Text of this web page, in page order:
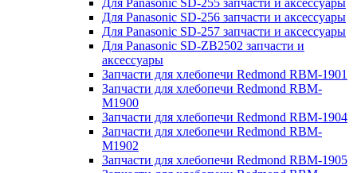
Для Panasonic SD-255 запчасти и аксессуары
Для Panasonic SD-256 запчасти и аксессуары
Для Panasonic SD-257 запчасти и аксессуары
Для Panasonic SD-ZB2502 запчасти и
аксессуары
Запчасти для хлебопечи Redmond RBM-1901
Запчасти для хлебопечи Redmond RBM-
M1900
Запчасти для хлебопечи Redmond RBM-1904
Запчасти для хлебопечи Redmond RBM-
M1902
Запчасти для хлебопечи Redmond RBM-1905